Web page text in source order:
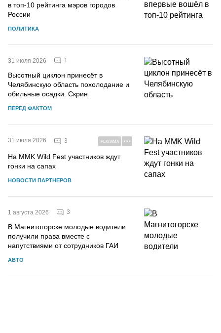
в топ-10 рейтинга мэров городов
России
ПОЛИТИКА
31 июля 2026 1
Высотный циклон принесёт в
Челябинскую область похолодание и
обильные осадки. Скрин
ПЕРЕД ФАКТОМ
31 июля 2026 3 РЕКЛАМА
На MMK Wild Fest участников ждут
гонки на сапах
НОВОСТИ ПАРТНЕРОВ
1 августа 2026 3
В Магнитогорске молодые водители
получили права вместе с
напутствиями от сотрудников ГАИ
АВТО